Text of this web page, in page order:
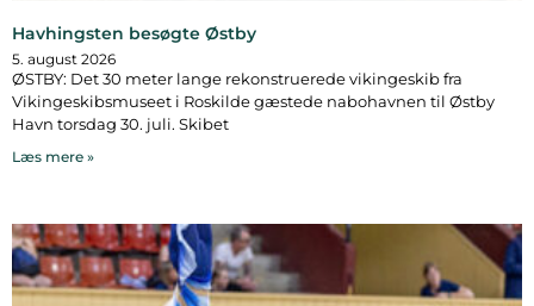
Havhingsten besøgte Østby
5. august 2026
ØSTBY: Det 30 meter lange rekonstruerede vikingeskib fra
Vikingeskibsmuseet i Roskilde gæstede nabohavnen til Østby
Havn torsdag 30. juli. Skibet
Læs mere »